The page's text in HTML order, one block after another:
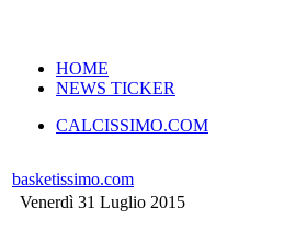
HOME
NEWS TICKER
CALCISSIMO.COM
basketissimo.com
Venerdì 31 Luglio 2015